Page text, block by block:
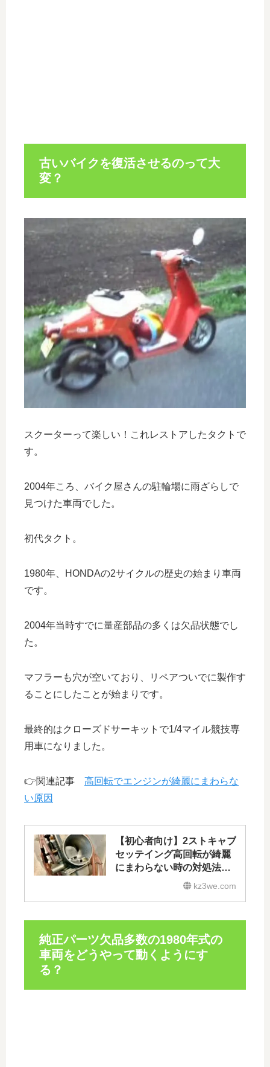
古いバイクを復活させるのって大
変？
スクーターって楽しい！これレストアしたタクトで
す。
2004年ころ、バイク屋さんの駐輪場に雨ざらしで
見つけた車両でした。
初代タクト。
1980年、HONDAの2サイクルの歴史の始まり車両
です。
2004年当時すでに量産部品の多くは欠品状態でし
た。
マフラーも穴が空いており、リペアついでに製作す
ることにしたことが始まりです。
最終的はクローズドサーキットで1/4マイル競技専
用車になりました。
👉関連記事 高回転でエンジンが綺麗にまわらな
い原因
【初心者向け】2ストキャブ
セッテイング高回転が綺麗
にまわらない時の対処法｜
すぐ直るセッティング手順
kz3we.com
純正パーツ欠品多数の1980年式の
車両をどうやって動くようにす
る？